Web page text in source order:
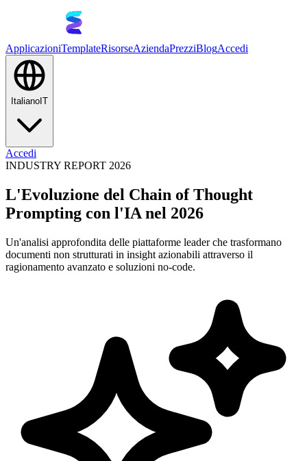
ApplicazioniTemplateRisorseAziendaPrezziBlogAccedi
Italiano IT
Accedi
INDUSTRY REPORT 2026
L'Evoluzione del Chain of Thought
Prompting con l'IA nel 2026
Un'analisi approfondita delle piattaforme leader che trasformano
documenti non strutturati in insight azionabili attraverso il
ragionamento avanzato e soluzioni no-code.